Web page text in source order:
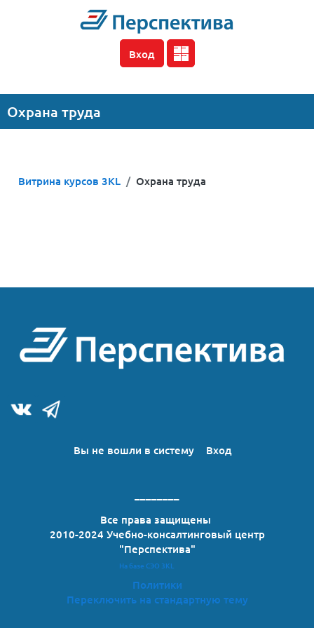
Перейти к основному содержанию
Вход
Охрана труда
Витрина курсов 3KL Охрана труда
Вы не вошли в систему Вход
Все права защищены
2010-2024 Учебно-консалтинговый центр
"Перспектива"
На базе СЭО 3KL
Политики
Переключить на стандартную тему